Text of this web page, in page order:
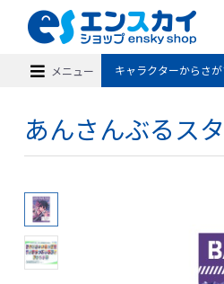
メニュー キャラクターからさ
あんさんぶるス